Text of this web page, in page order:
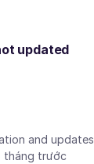
updated
and updates
tháng trước